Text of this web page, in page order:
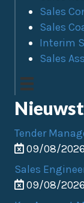
Sales
Sales
Interim
Sales
Tender
09/08/2026
Sales
09/08/2026